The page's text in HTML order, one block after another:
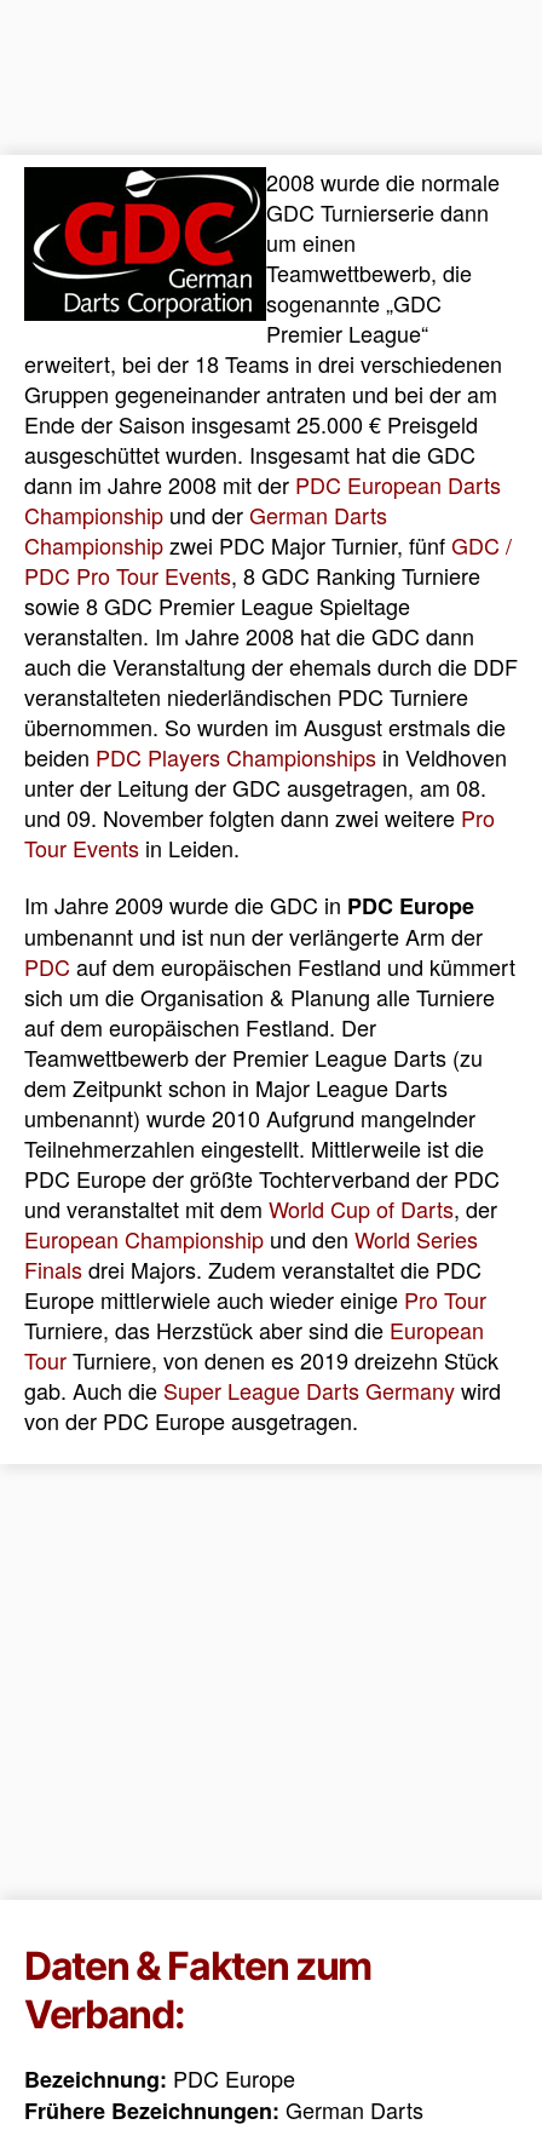
2008 wurde die normale
GDC Turnierserie dann
um einen
Teamwettbewerb, die
sogenannte „GDC
Premier League“
erweitert, bei der 18 Teams in drei verschiedenen
Gruppen gegeneinander antraten und bei der am
Ende der Saison insgesamt 25.000 € Preisgeld
ausgeschüttet wurden. Insgesamt hat die GDC
dann im Jahre 2008 mit der PDC European Darts
Championship und derGerman Darts
Championshipzwei PDC Major Turnier, fünfGDC /
PDC Pro Tour Events, 8 GDC Ranking Turniere
sowie 8 GDC Premier League Spieltage
veranstalten. Im Jahre 2008 hat die GDC dann
auch die Veranstaltung der ehemals durch die DDF
veranstalteten niederländischen PDC Turniere
übernommen. So wurden im Ausgust erstmals die
beiden PDC Players Championships in Veldhoven
unter der Leitung der GDC ausgetragen, am 08.
und 09. November folgten dann zwei weitere Pro
Tour Events in Leiden.
Im Jahre 2009 wurde die GDC in PDC Europe
umbenannt und ist nun der verlängerte Arm der
PDC auf dem europäischen Festland und kümmert
sich um die Organisation & Planung alle Turniere
auf dem europäischen Festland. Der
Teamwettbewerb der Premier League Darts (zu
dem Zeitpunkt schon in Major League Darts
umbenannt) wurde 2010 Aufgrund mangelnder
Teilnehmerzahlen eingestellt. Mittlerweile ist die
PDC Europe der größte Tochterverband der PDC
und veranstaltet mit dem World Cup of Darts, der
European Championship und den World Series
Finalsdrei Majors. Zudem veranstaltet die PDC
Europe mittlerwiele auch wieder einige Pro Tour
Turniere, das Herzstück aber sind die European
TourTurniere, von denen es 2019 dreizehn Stück
gab. Auch die Super League Darts Germanywird
von der PDC Europe ausgetragen.
Daten & Fakten zum
Verband:
Bezeichnung: PDC Europe
Frühere Bezeichnungen: German Darts